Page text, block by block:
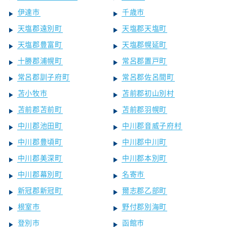
伊達市
千歳市
天塩郡遠別町
天塩郡天塩町
天塩郡豊富町
天塩郡幌延町
十勝郡浦幌町
常呂郡置戸町
常呂郡訓子府町
常呂郡佐呂間町
苫小牧市
苫前郡初山別村
苫前郡苫前町
苫前郡羽幌町
中川郡池田町
中川郡音威子府村
中川郡豊頃町
中川郡中川町
中川郡美深町
中川郡本別町
中川郡幕別町
名寄市
新冠郡新冠町
爾志郡乙部町
根室市
野付郡別海町
登別市
函館市